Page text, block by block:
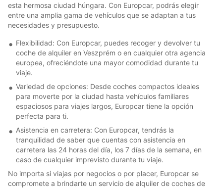
esta hermosa ciudad húngara. Con Europcar, podrás elegir
entre una amplia gama de vehículos que se adaptan a tus
necesidades y presupuesto.
Flexibilidad: Con Europcar, puedes recoger y devolver tu
coche de alquiler en Veszprém o en cualquier otra agencia
europea, ofreciéndote una mayor comodidad durante tu
viaje.
Variedad de opciones: Desde coches compactos ideales
para moverte por la ciudad hasta vehículos familiares
espaciosos para viajes largos, Europcar tiene la opción
perfecta para ti.
Asistencia en carretera: Con Europcar, tendrás la
tranquilidad de saber que cuentas con asistencia en
carretera las 24 horas del día, los 7 días de la semana, en
caso de cualquier imprevisto durante tu viaje.
No importa si viajas por negocios o por placer, Europcar se
compromete a brindarte un servicio de alquiler de coches de